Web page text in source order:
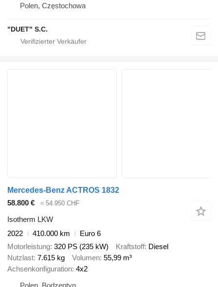
Polen, Częstochowa
"DUET" S.C.
Mercedes-Benz ACTROS 1832
58.800 €
≈ 54.950 CHF
Isotherm LKW
2022
410.000 km
Euro 6
Motorleistung 320 PS (235 kW) Kraftstoff Diesel
Nutzlast 7.615 kg Volumen 55,99 m³
Achsenkonfiguration 4x2
Polen, Bodzentyn